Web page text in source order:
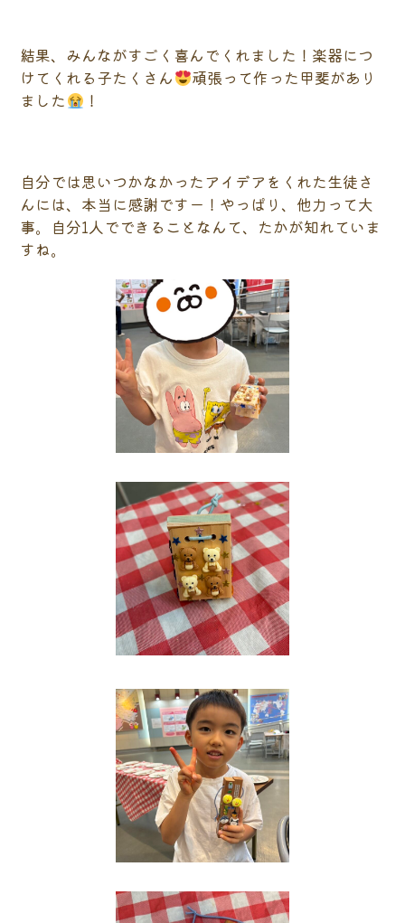
結果、みんながすごく喜んでくれました！楽器につ
けてくれる子たくさん
頑張って作った甲斐があり
ました
！
自分では思いつかなかったアイデアをくれた生徒さ
んには、本当に感謝ですー！やっぱり、他力って大
事。自分1人でできることなんて、たかが知れていま
すね。